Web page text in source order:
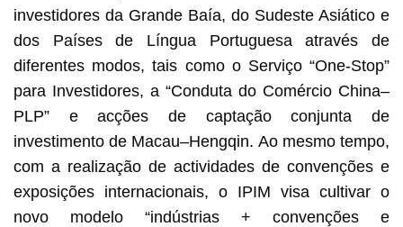
investidores da Grande Baía, do Sudeste Asiático e
dos Países de Língua Portuguesa através de
diferentes modos, tais como o Serviço “One-Stop”
para Investidores, a “Conduta do Comércio China–
PLP” e acções de captação conjunta de
investimento de Macau–Hengqin. Ao mesmo tempo,
com a realização de actividades de convenções e
exposições internacionais, o IPIM visa cultivar o
novo modelo “indústrias + convenções e